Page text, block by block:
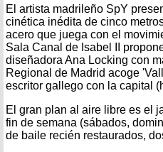
El artista madrileño SpY
cinética inédita de cinco
acero que juega con el
Sala Canal de Isabel II
diseñadora Ana Locking con
Regional de Madrid acoge
escritor gallego con la capital
El gran plan al aire libre es el
fin de semana (sábados,
de baile recién restaurados,